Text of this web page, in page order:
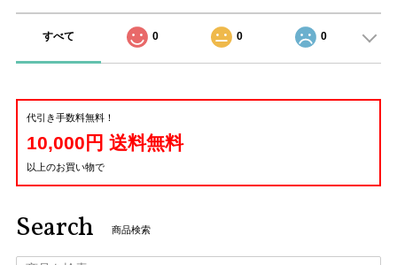
すべて 0 0 0
代引き手数料無料！
10,000円 送料無料
以上のお買い物で
Search 商品検索